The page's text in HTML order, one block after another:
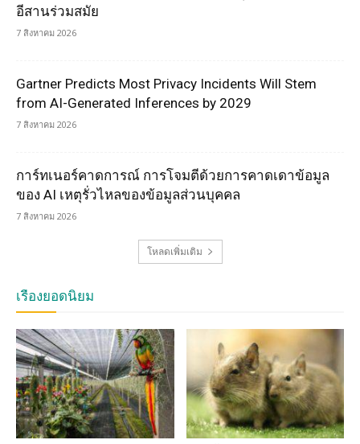
อีสานร่วมสมัย
7 สิงหาคม 2026
Gartner Predicts Most Privacy Incidents Will Stem
from AI-Generated Inferences by 2029
7 สิงหาคม 2026
การ์ทเนอร์คาดการณ์ การโจมตีด้วยการคาดเดาข้อมูล
ของ AI เหตุรั่วไหลของข้อมูลส่วนบุคคล
7 สิงหาคม 2026
โหลดเพิ่มเติม
เรื่องยอดนิยม